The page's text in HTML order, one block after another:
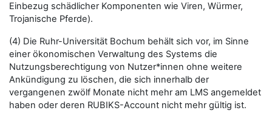
Einbezug schädlicher Komponenten wie Viren, Würmer,
Trojanische Pferde).
(4) Die Ruhr-Universität Bochum behält sich vor, im Sinne
einer ökonomischen Verwaltung des Systems die
Nutzungsberechtigung von Nutzer*innen ohne weitere
Ankündigung zu löschen, die sich innerhalb der
vergangenen zwölf Monate nicht mehr am LMS angemeldet
haben oder deren RUBIKS-Account nicht mehr gültig ist.